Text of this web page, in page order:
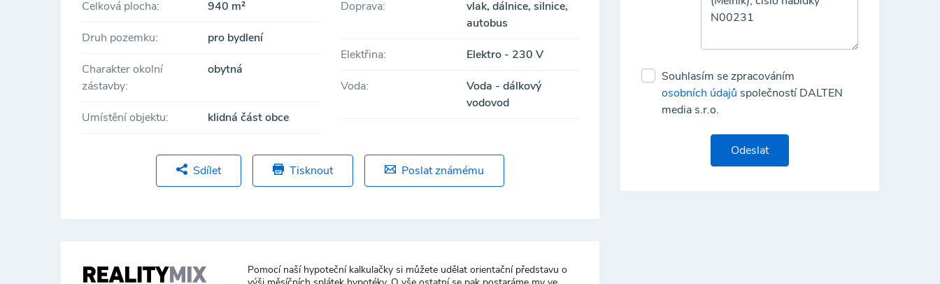
Celková plocha: 940 m²
Druh pozemku: pro bydlení
Charakter okolní
zástavby:
obytná
Umístění objektu: klidná část obce
Doprava:
vlak, dálnice, silnice,
autobus
Elektřina: Elektro - 230 V
Voda:
Voda - dálkový
vodovod
Sdílet Tisknout Poslat známému
Pomocí naší hypoteční kalkulačky si můžete udělat orientační představu o
Souhlasím se zpracováním
osobních údajů společností DALTEN
media s.r.o.
Odeslat